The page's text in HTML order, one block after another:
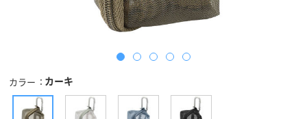
カラー カーキ